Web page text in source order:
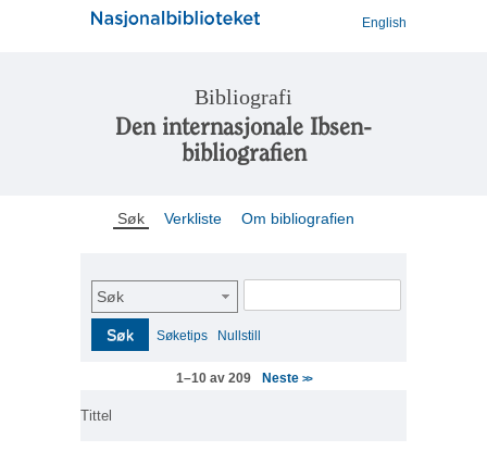
English
Bibliografi
Den internasjonale Ibsen-
bibliografien
Søk Verkliste Om bibliografien
Søk
Søk Søketips Nullstill
1–10 av 209 Neste >>
Tittel